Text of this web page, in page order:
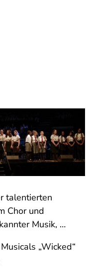
talentierten
Chor und
Musik, …
„Wicked“